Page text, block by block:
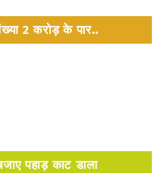
2 करोड़ के पार..
पहाड़ काट डाला